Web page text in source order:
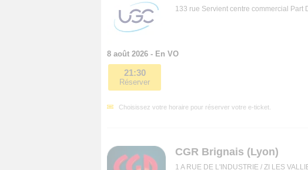
133 rue Servient centre commercial Part
8 août 2026 - En VO
21:30
Réserver
Choisissez votre horaire pour réserver votre e-ticket.
CGR Brignais (Lyon)
1 A RUE DE L'INDUSTRIE / ZI LES